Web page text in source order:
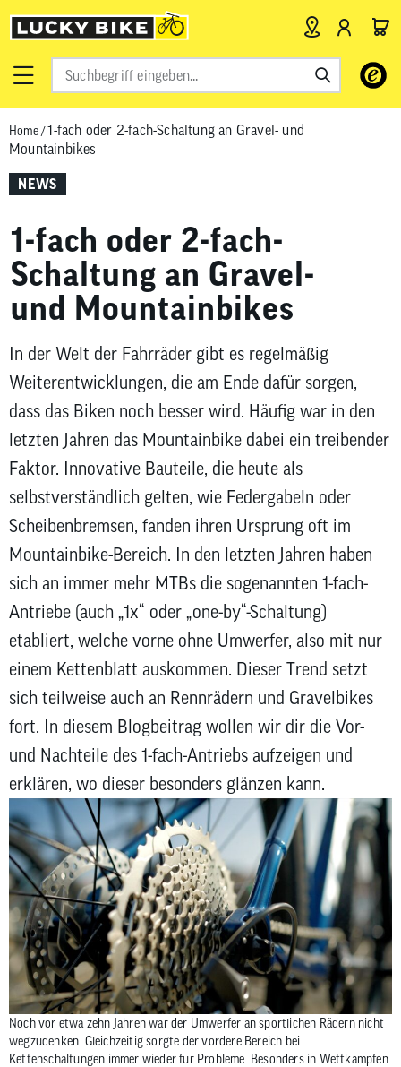
Verwende
Pfeile
um
zum
gelangen.
Benutzer
können
Home/1-fach oder 2-fach-Schaltung an Gravel- und
Mountainbikes
NEWS
1-fach oder 2-fach-
Schaltung an Gravel-
und Mountainbikes
In der Welt der Fahrräder gibt es regelmäßig
Weiterentwicklungen, die am Ende dafür sorgen,
dass das Biken noch besser wird. Häufig war in den
letzten Jahren das Mountainbike dabei ein treibender
Faktor. Innovative Bauteile, die heute als
selbstverständlich gelten, wie Federgabeln oder
Scheibenbremsen, fanden ihren Ursprung oft im
Mountainbike-Bereich. In den letzten Jahren haben
sich an immer mehr MTBs die sogenannten 1-fach-
Antriebe (auch „1x“ oder „one-by“-Schaltung)
etabliert, welche vorne ohne Umwerfer, also mit nur
einem Kettenblatt auskommen. Dieser Trend setzt
sich teilweise auch an Rennrädern und Gravelbikes
fort. In diesem Blogbeitrag wollen wir dir die Vor-
und Nachteile des 1-fach-Antriebs aufzeigen und
erklären, wo dieser besonders glänzen kann.
Noch vor etwa zehn Jahren war der Umwerfer an sportlichen Rädern nicht
wegzudenken. Gleichzeitig sorgte der vordere Bereich bei
Kettenschaltungen immer wieder für Probleme. Besonders in Wettkämpfen